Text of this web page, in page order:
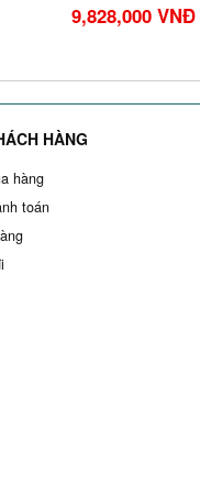
9,828,000 VNĐ
HÀNG
hàng
toán